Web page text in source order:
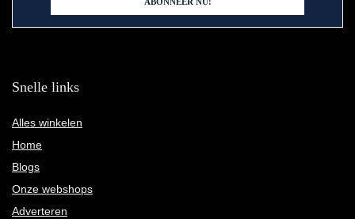
Snelle links
Alles winkelen
Home
Blogs
Onze webshops
Adverteren